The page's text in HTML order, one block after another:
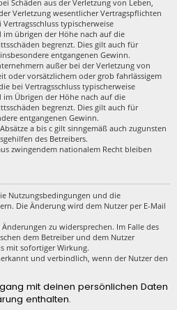
Schäden aus der Verletzung von Leben,
Verletzung wesentlicher Vertragspflichten
typischerweise
im übrigen der Höhe nach auf die
begrenzt. Dies gilt auch für
entgangenen Gewinn.
außer bei der Verletzung von
oder vorsätzlichem oder grob fahrlässigem
bei Vertragsschluss typischerweise
Übrigen der Höhe nach auf die
begrenzt. Dies gilt auch für
entgangenen Gewinn.
a bis c gilt sinngemäß auch zugunsten
des Betreibers.
zwingendem nationalem Recht bleiben
Nutzungsbedingungen und die
Die Änderung wird dem Nutzer per E-Mail
zu widersprechen. Im Falle des
dem Betreiber und dem Nutzer
mit sofortiger Wirkung.
und verbindlich, wenn der Nutzer den
mit deinen persönlichen Daten
enthalten.